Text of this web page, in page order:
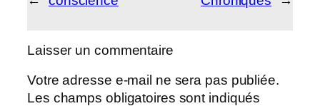
Laisser un commentaire
Votre adresse e-mail ne sera pas publiée.
Les champs obligatoires sont indiqués